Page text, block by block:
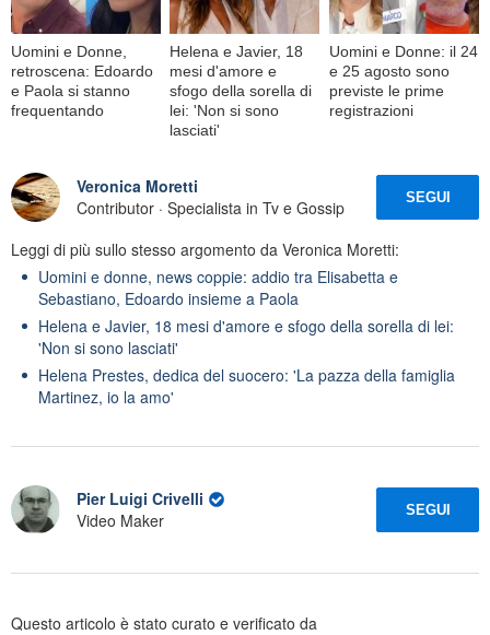
Uomini e Donne,
retroscena: Edoardo
e Paola si stanno
frequentando
Helena e Javier, 18
mesi d'amore e
sfogo della sorella di
lei: 'Non si sono
lasciati'
Uomini e Donne: il 24
e 25 agosto sono
previste le prime
registrazioni
Veronica Moretti
Contributor · Specialista in Tv e Gossip
SEGUI
Leggi di più sullo stesso argomento da Veronica Moretti:
Uomini e donne, news coppie: addio tra Elisabetta e
Sebastiano, Edoardo insieme a Paola
Helena e Javier, 18 mesi d'amore e sfogo della sorella di lei:
'Non si sono lasciati'
Helena Prestes, dedica del suocero: 'La pazza della famiglia
Martinez, io la amo'
Pier Luigi Crivelli
Video Maker
SEGUI
Questo articolo è stato curato e verificato da